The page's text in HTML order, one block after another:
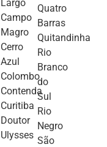
Largo
Campo
Magro
Cerro
Azul
Colombo
Contenda
Curitiba
Doutor
Ulysses
Quatro
Barras
Quitandinha
Rio
Branco
do
Sul
Rio
Negro
São